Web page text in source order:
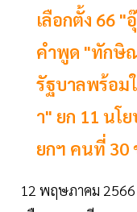
เลือกตั้ง 66 "
คำพูด "ทักษิ
รัฐบาลพร้อม
า" ยก 11 นโ
ยกฯ คนที่ 30
12 พฤษภาคม